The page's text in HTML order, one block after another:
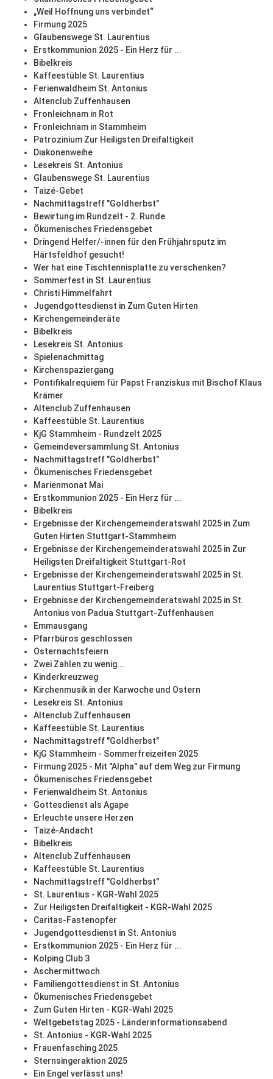
„Weil Hoffnung uns verbindet“
Firmung 2025
Glaubenswege St. Laurentius
Erstkommunion 2025 - Ein Herz für ...
Bibelkreis
Kaffeestüble St. Laurentius
Ferienwaldheim St. Antonius
Altenclub Zuffenhausen
Fronleichnam in Rot
Fronleichnam in Stammheim
Patrozinium Zur Heiligsten Dreifaltigkeit
Diakonenweihe
Lesekreis St. Antonius
Glaubenswege St. Laurentius
Taizé-Gebet
Nachmittagstreff "Goldherbst"
Bewirtung im Rundzelt - 2. Runde
Ökumenisches Friedensgebet
Dringend Helfer/-innen für den Frühjahrsputz im
Härtsfeldhof gesucht!
Wer hat eine Tischtennisplatte zu verschenken?
Sommerfest in St. Laurentius
Christi Himmelfahrt
Jugendgottesdienst in Zum Guten Hirten
Kirchengemeinderäte
Bibelkreis
Lesekreis St. Antonius
Spielenachmittag
Kirchenspaziergang
Pontifikalrequiem für Papst Franziskus mit Bischof Klaus
Krämer
Altenclub Zuffenhausen
Kaffeestüble St. Laurentius
KjG Stammheim - Rundzelt 2025
Gemeindeversammlung St. Antonius
Nachmittagstreff "Goldherbst"
Ökumenisches Friedensgebet
Marienmonat Mai
Erstkommunion 2025 - Ein Herz für ...
Bibelkreis
Ergebnisse der Kirchengemeinderatswahl 2025 in Zum
Guten Hirten Stuttgart-Stammheim
Ergebnisse der Kirchengemeinderatswahl 2025 in Zur
Heiligsten Dreifaltigkeit Stuttgart-Rot
Ergebnisse der Kirchengemeinderatswahl 2025 in St.
Laurentius Stuttgart-Freiberg
Ergebnisse der Kirchengemeinderatswahl 2025 in St.
Antonius von Padua Stuttgart-Zuffenhausen
Emmausgang
Pfarrbüros geschlossen
Osternachtsfeiern
Zwei Zahlen zu wenig...
Kinderkreuzweg
Kirchenmusik in der Karwoche und Ostern
Lesekreis St. Antonius
Altenclub Zuffenhausen
Kaffeestüble St. Laurentius
Nachmittagstreff "Goldherbst"
KjG Stammheim - Sommerfreizeiten 2025
Firmung 2025 - Mit "Alpha" auf dem Weg zur Firmung
Ökumenisches Friedensgebet
Ferienwaldheim St. Antonius
Gottesdienst als Agape
Erleuchte unsere Herzen
Taizé-Andacht
Bibelkreis
Altenclub Zuffenhausen
Kaffeestüble St. Laurentius
Nachmittagstreff "Goldherbst"
St. Laurentius - KGR-Wahl 2025
Zur Heiligsten Dreifaltigkeit - KGR-Wahl 2025
Caritas-Fastenopfer
Jugendgottesdienst in St. Antonius
Erstkommunion 2025 - Ein Herz für ...
Kolping Club 3
Aschermittwoch
Familiengottesdienst in St. Antonius
Ökumenisches Friedensgebet
Zum Guten Hirten - KGR-Wahl 2025
Weltgebetstag 2025 - Länderinformationsabend
St. Antonius - KGR-Wahl 2025
Frauenfasching 2025
Sternsingeraktion 2025
Ein Engel verlässt uns!